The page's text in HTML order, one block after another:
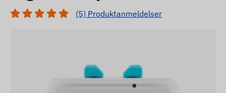
(5) Produktanmeldelser